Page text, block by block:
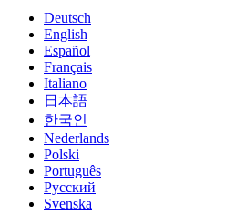
Deutsch
English
Español
Français
Italiano
日本語
한국인
Nederlands
Polski
Português
Pусский
Svenska